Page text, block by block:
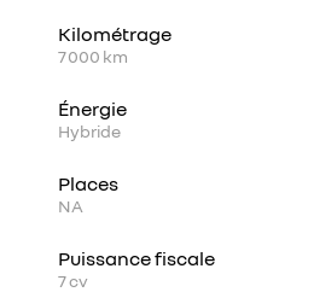
Kilométrage
7 000 km
Énergie
Hybride
Places
NA
Puissance fiscale
7cv